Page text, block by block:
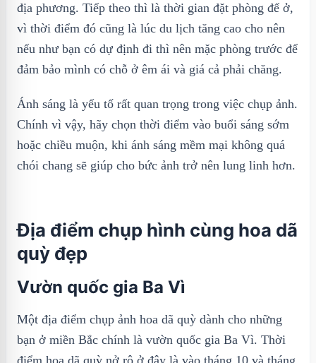
địa phương. Tiếp theo thì là thời gian đặt phòng để ở,
vì thời điểm đó cũng là lúc du lịch tăng cao cho nên
nếu như bạn có dự định đi thì nên mặc phòng trước để
đảm bảo mình có chỗ ở êm ái và giá cả phải chăng.
Ánh sáng là yếu tố rất quan trọng trong việc chụp ảnh.
Chính vì vậy, hãy chọn thời điểm vào buổi sáng sớm
hoặc chiều muộn, khi ánh sáng mềm mại không quá
chói chang sẽ giúp cho bức ảnh trở nên lung linh hơn.
Địa điểm chụp hình cùng hoa dã
quỳ đẹp
Vườn quốc gia Ba Vì
Một địa điểm chụp ảnh hoa dã quỳ dành cho những
bạn ở miền Bắc chính là vườn quốc gia Ba Vì. Thời